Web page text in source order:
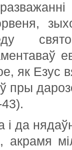
як Езус
пры
і да
акрамя